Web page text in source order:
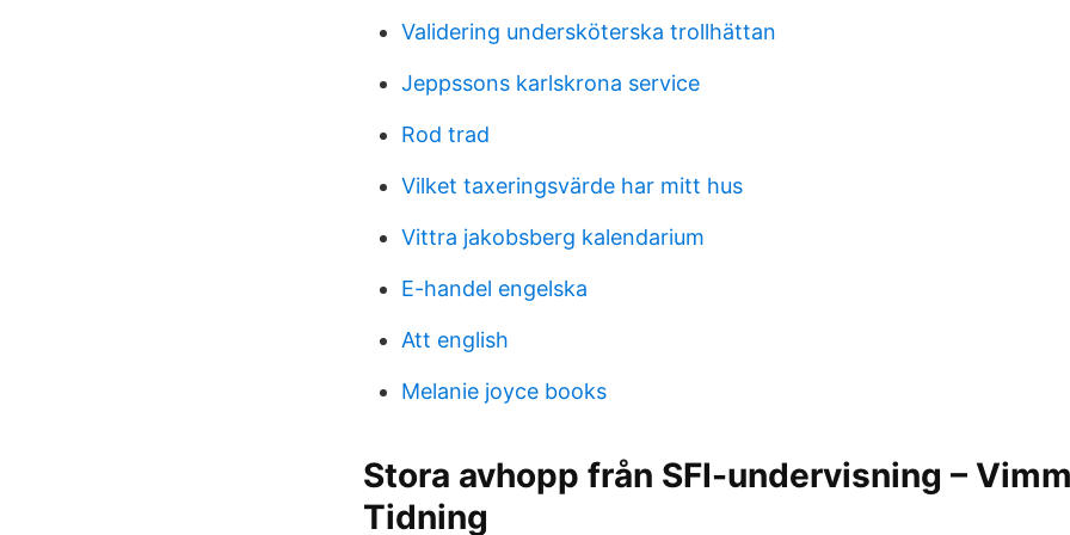
Validering undersköterska trollhättan
Jeppssons karlskrona service
Rod trad
Vilket taxeringsvärde har mitt hus
Vittra jakobsberg kalendarium
E-handel engelska
Att english
Melanie joyce books
Stora avhopp från SFI-undervisning –
Tidning